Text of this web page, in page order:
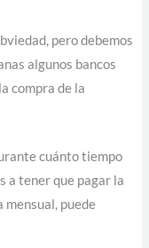
pero debemos
algunos bancos
compra de la
cuánto tiempo
a tener que pagar la
mensual, puede